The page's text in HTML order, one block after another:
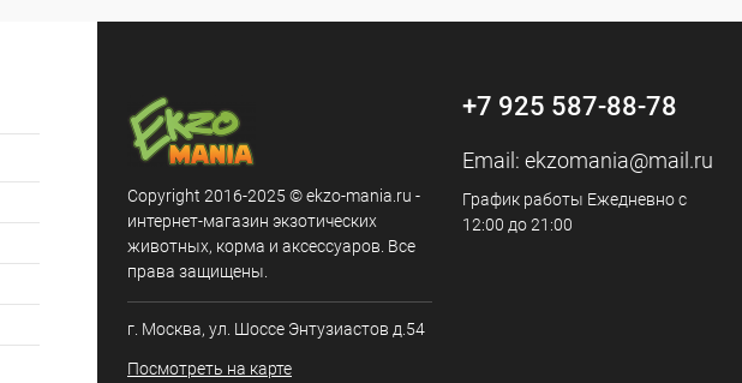
Copyright 2016-2025 © ekzo-mania.ru -
интернет-магазин экзотических
животных, корма и аксессуаров. Все
права защищены.
г. Москва, ул. Шоссе Энтузиастов д.54
Посмотреть на карте
+7 925 587-88-78
Email: ekzomania@mail.ru
График работы Ежедневно с
12:00 до 21:00